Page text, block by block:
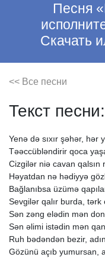
Песня
Скачать
<< Все песни
Текст песни:
Yenə də sıxır şəhər, hər
Təəccübləndirir qoca
Cizgilər niə cavan qalsın
Həyatdan nə hədiyyə
Bağlanıbsa üzümə
Sevgilər qalır burda, tərk
Sən zəng elədin mən
Sən əlimi istədin mən
Ruh bədəndən bezir,
Gözünü açıb yumursan,